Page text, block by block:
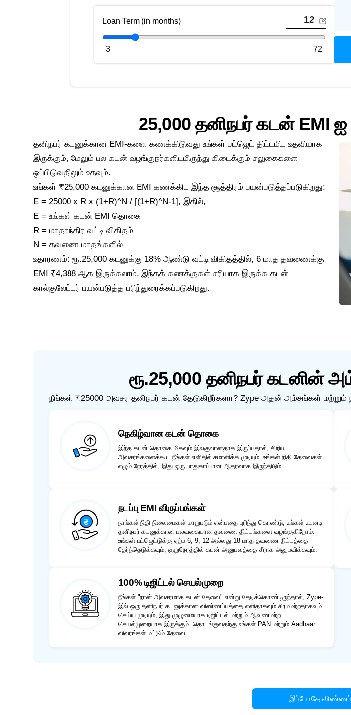
Loan Term (in months)
3 72
25,000 தனிநபர் கடன் EMI
தனிநபர் கடனுக்கான EMI-களை கணக்கிடுவது உங்கள் பட்ஜெட் திட்டமிட உதவியாக
இருக்கும், மேலும் பல கடன் வழங்குநர்களிடமிருந்து கிடைக்கும் சலுகைகளை
ஒப்பிடுவதிலும் உதவும்.
உங்கள் ₹25,000 கடனுக்கான EMI கணக்கிட இந்த சூத்திரம் பயன்படுத்தப்படுகிறது:
E = 25000 x R x (1+R)^N / [(1+R)^N-1], இதில்,
E = உங்கள் கடன் EMI தொகை
R = மாதாந்திர வட்டி விகிதம்
N = தவணை மாதங்களில்
உதாரணம்: ரூ.25,000 கடனுக்கு 18% ஆண்டு வட்டி விகிதத்தில், 6 மாத தவணைக்கு
EMI ₹4,388 ஆக இருக்கலாம். இந்தக் கணக்குகள் சரியாக இருக்க கடன்
கால்குலேட்டர் பயன்படுத்த பரிந்துரைக்கப்படுகிறது.
ரூ.25,000 தனிநபர் கடனின்
நீங்கள் ₹25000 அவசர தனிநபர் கடன் தேடுகிறீர்களா? Zype அதன் அம்சங்கள்
நெகிழ்வான கடன் தொகை
இந்த கடன் தொகை மிகவும் இலகுவானதாக இருப்பதால், சிறிய
அவசரங்களைக்கூட நீங்கள் எளிதில் சமாளிக்க முடியும். உங்கள் நிதி தேவைகள்
எழும் நேரத்தில், இது ஒரு பாதுகாப்பான ஆதரவாக இருந்திடும்.
நடப்பு EMI விருப்பங்கள்
நாங்கள் நிதி நிலைமைகள் மாறுபடும் என்பதை புரிந்து கொண்டு, உங்கள் உடனடி
தனிநபர் கடனுக்கான பலவகையான தவணை திட்டங்களை வழங்குகிறோம்.
உங்கள் பட்ஜெட்டுக்கு ஏற்ப 6, 9, 12 அல்லது 18 மாத தவணை திட்டத்தை
தேர்ந்தெடுக்கவும், குறுநேரத்தில் கடன் அனுபவத்தை சீராக அனுபவிக்கவும்.
100% டிஜிட்டல் செயல்முறை
நீங்கள் "நான் அவசரமாக கடன் தேவை" என்று தேடிக்கொண்டிருந்தால், Zype-
இல் ஒரு தனிநபர் கடனுக்கான விண்ணப்பத்தை எளிதாகவும் சிரமமற்றதாகவும்
செய்ய முடியும், இது முழுமையாக டிஜிட்டல் மற்றும் ஆவணமற்ற
செயல்முறையாக இருக்கும். தொடங்குவதற்கு உங்கள் PAN மற்றும் Aadhaar
விவரங்கள் மட்டும் தேவை.
இப்போதே